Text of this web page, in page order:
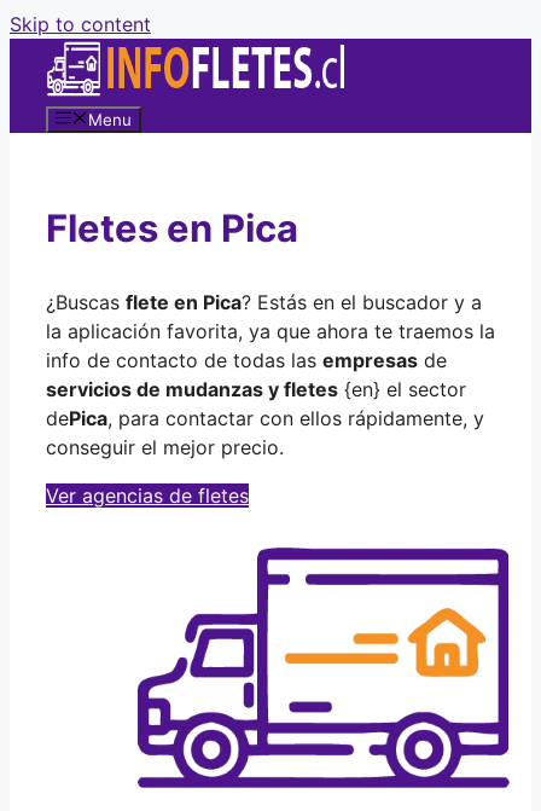
Skip to content
Menu
Fletes en Pica
¿Buscas flete en Pica? Estás en el buscador y a
la aplicación favorita, ya que ahora te traemos la
info de contacto de todas las empresas de
servicios de mudanzas y fletes {en} el sector
dePica, para contactar con ellos rápidamente, y
conseguir el mejor precio.
Ver agencias de fletes